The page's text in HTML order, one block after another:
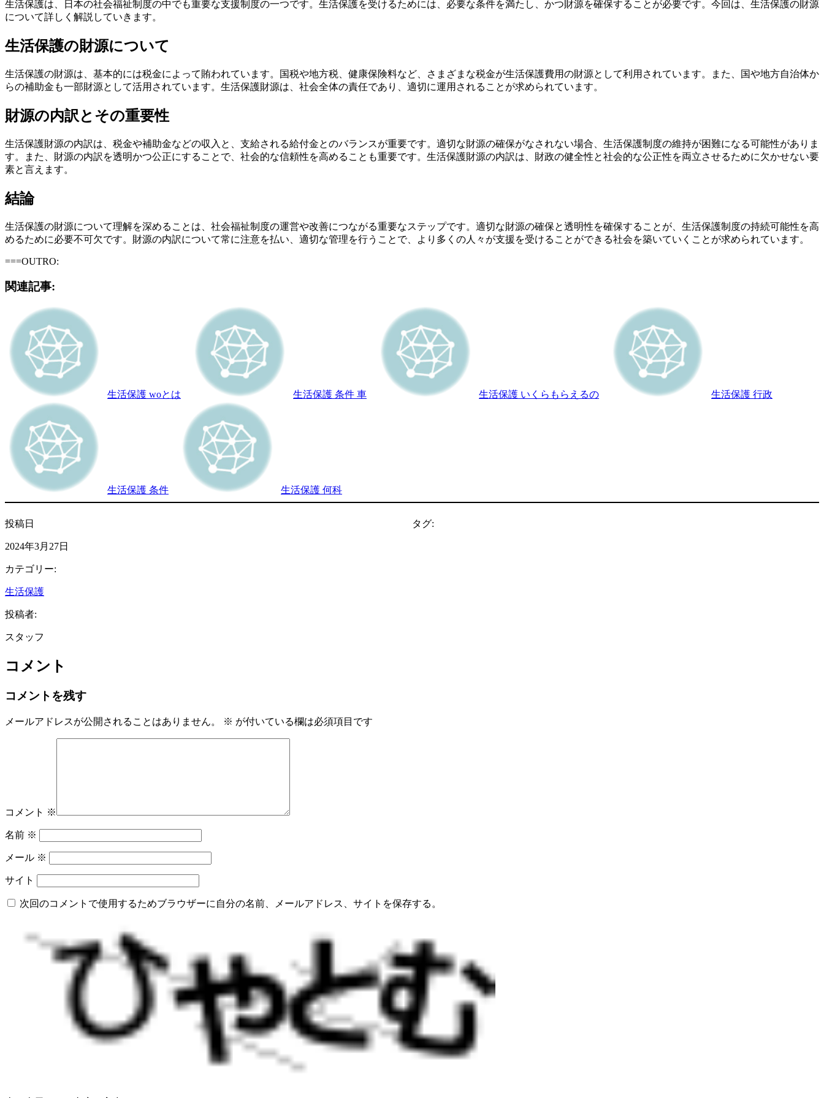
生活保護は、日本の社会福祉制度の中でも重要な支援制度の一つです。生活保護を受けるためには、必要な条件を満たし、かつ財源を確保することが必要です。今回は、生活保護の財源
について詳しく解説していきます。
生活保護の財源について
生活保護の財源は、基本的には税金によって賄われています。国税や地方税、健康保険料など、さまざまな税金が生活保護費用の財源として利用されています。また、国や地方自治体か
らの補助金も一部財源として活用されています。生活保護財源は、社会全体の責任であり、適切に運用されることが求められています。
財源の内訳とその重要性
生活保護財源の内訳は、税金や補助金などの収入と、支給される給付金とのバランスが重要です。適切な財源の確保がなされない場合、生活保護制度の維持が困難になる可能性がありま
す。また、財源の内訳を透明かつ公正にすることで、社会的な信頼性を高めることも重要です。生活保護財源の内訳は、財政の健全性と社会的な公正性を両立させるために欠かせない要
素と言えます。
結論
生活保護の財源について理解を深めることは、社会福祉制度の運営や改善につながる重要なステップです。適切な財源の確保と透明性を確保することが、生活保護制度の持続可能性を高
めるために必要不可欠です。財源の内訳について常に注意を払い、適切な管理を行うことで、より多くの人々が支援を受けることができる社会を築いていくことが求められています。
===OUTRO:
関連記事:
生活保護 woとは 生活保護 条件 車 生活保護 いくらもらえるの 生活保護 行政
生活保護 条件 生活保護 何科
投稿日
2024年3月27日
カテゴリー:
生活保護
投稿者:
スタッフ
タグ:
コメント
コメントを残す
メールアドレスが公開されることはありません。 ※ が付いている欄は必須項目です
コメント ※
名前 ※
メール ※
サイト
次回のコメントで使用するためブラウザーに自分の名前、メールアドレス、サイトを保存する。